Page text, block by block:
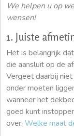
We helpen u op
wensen!
1. Juiste
Het is belangrijk
die aansluit op de
Vergeet daarbij
onder moeten
wanneer het
goed kunt
over: Welke maat